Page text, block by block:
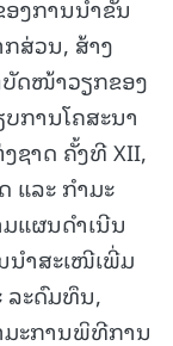
ງການນໍາຂັ້ນ
ສ່ວນ, ສ້າງ
ດໜ້າວຽກຂອງ
ການໂຄສະນາ
ຊາດ ຄັ້ງທີ XII,
ແລະ ກຳມະ
ແຜນດໍາເນີນ
ນໍາສະເໜີເພີ່ມ
ລະດົມທຶນ,
ມະການພິທີການ